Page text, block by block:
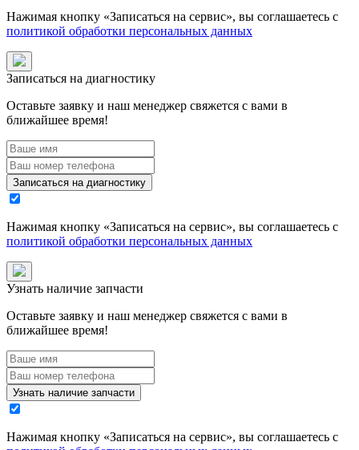
Нажимая кнопку «Записаться на сервис», вы соглашаетесь с
политикой обработки персональных данных
Записаться на диагностику
Оставьте заявку и наш менеджер свяжется с вами в
ближайшее время!
Записаться на диагностику
Нажимая кнопку «Записаться на сервис», вы соглашаетесь с
политикой обработки персональных данных
Узнать наличие запчасти
Оставьте заявку и наш менеджер свяжется с вами в
ближайшее время!
Узнать наличие запчасти
Нажимая кнопку «Записаться на сервис», вы соглашаетесь с